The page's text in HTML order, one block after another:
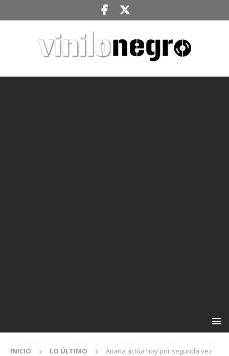
INICIO LO ÚLTIMO
Aitana actúa hoy por segunda vez